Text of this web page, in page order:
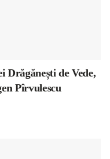
de Vede,
Pîrvulescu